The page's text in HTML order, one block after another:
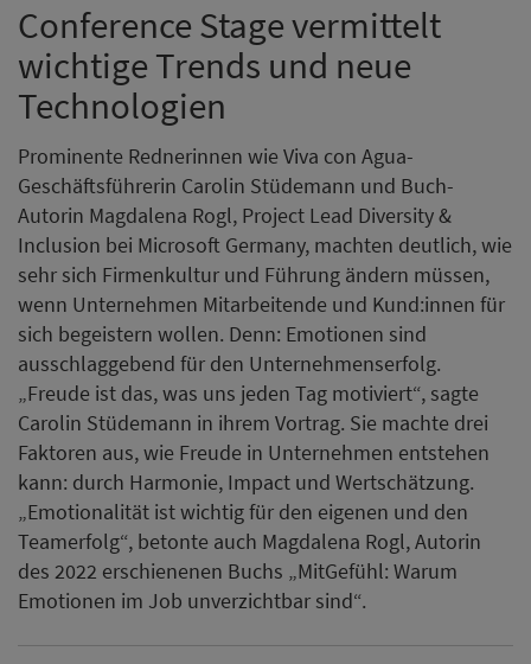
Conference Stage vermittelt
wichtige Trends und neue
Technologien
Prominente Rednerinnen wie Viva con Agua-
Geschäftsführerin Carolin Stüdemann und Buch-
Autorin Magdalena Rogl, Project Lead Diversity &
Inclusion bei Microsoft Germany, machten deutlich, wie
sehr sich Firmenkultur und Führung ändern müssen,
wenn Unternehmen Mitarbeitende und Kund:innen für
sich begeistern wollen. Denn: Emotionen sind
ausschlaggebend für den Unternehmenserfolg.
„Freude ist das, was uns jeden Tag motiviert“, sagte
Carolin Stüdemann in ihrem Vortrag. Sie machte drei
Faktoren aus, wie Freude in Unternehmen entstehen
kann: durch Harmonie, Impact und Wertschätzung.
„Emotionalität ist wichtig für den eigenen und den
Teamerfolg“, betonte auch Magdalena Rogl, Autorin
des 2022 erschienenen Buchs „MitGefühl: Warum
Emotionen im Job unverzichtbar sind“.